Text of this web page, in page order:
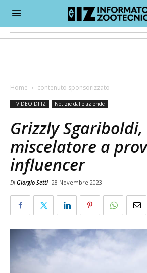
Home contenuto sponsorizzato
I VIDEO DI IZ Notizie dalle aziende
Grizzly
miscelatore a
influencer
Di Giorgio Setti 28 Novembre 2023